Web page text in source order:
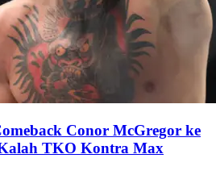
Conor McGregor ke
TKO Kontra Max